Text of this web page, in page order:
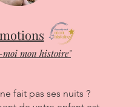
moi mon histoire"
fait pas ses nuits ?